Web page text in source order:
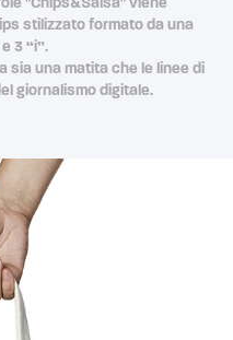
stilizzato formato da una
3 “i”.
sia una matita che le linee di
giornalismo digitale.